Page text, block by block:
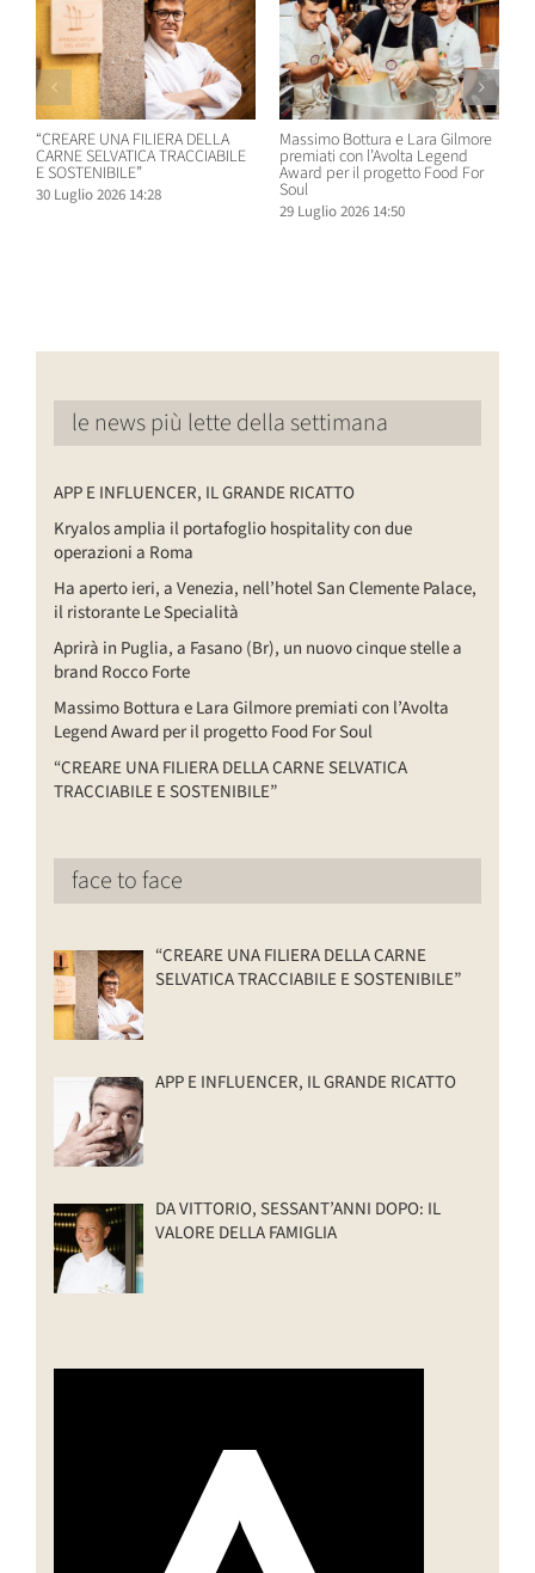
“CREARE UNA FILIERA DELLA
CARNE SELVATICA TRACCIABILE
E SOSTENIBILE”
30 Luglio 2026 14:28
Massimo Bottura e Lara Gilmore
premiati con l’Avolta Legend
Award per il progetto Food For
Soul
29 Luglio 2026 14:50
le news più lette della settimana
APP E INFLUENCER, IL GRANDE RICATTO
Kryalos amplia il portafoglio hospitality con due
operazioni a Roma
Ha aperto ieri, a Venezia, nell’hotel San Clemente Palace,
il ristorante Le Specialità
Aprirà in Puglia, a Fasano (Br), un nuovo cinque stelle a
brand Rocco Forte
Massimo Bottura e Lara Gilmore premiati con l’Avolta
Legend Award per il progetto Food For Soul
“CREARE UNA FILIERA DELLA CARNE SELVATICA
TRACCIABILE E SOSTENIBILE”
face to face
“CREARE UNA FILIERA DELLA CARNE
SELVATICA TRACCIABILE E SOSTENIBILE”
APP E INFLUENCER, IL GRANDE RICATTO
DA VITTORIO, SESSANT’ANNI DOPO: IL
VALORE DELLA FAMIGLIA